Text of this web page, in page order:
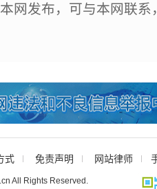
网发布，可与本网联
式 免责声明 网站律师
All Rights Reserved.